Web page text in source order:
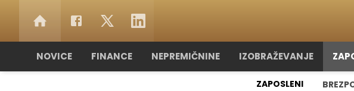
NOVICE FINANCE NEPREMIČNINE IZOBRAŽEVANJE
ZAPOSLENI